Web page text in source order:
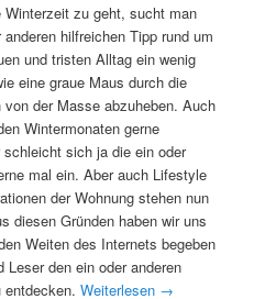
zu geht, sucht man
hilfreichen Tipp rund um
und tristen Alltag ein wenig
eine graue Maus durch die
der Masse abzuheben. Auch
Wintermonaten gerne
sich ja die ein oder
mal ein. Aber auch Lifestyle
der Wohnung stehen nun
diesen Gründen haben wir uns
Weiten des Internets begeben
Leser den ein oder anderen
entdecken.Weiterlesen →